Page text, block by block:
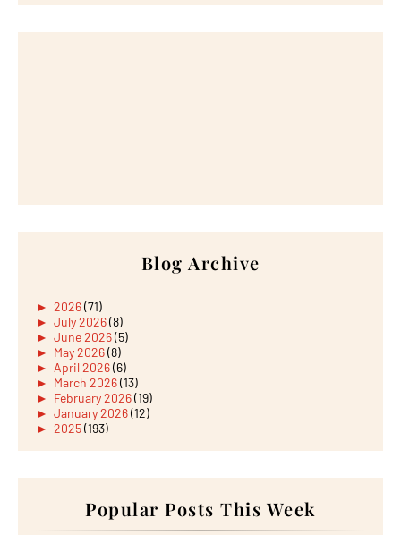
Blog Archive
► 2026(71)
► July 2026(8)
► June 2026(5)
► May 2026(8)
► April 2026(6)
► March 2026(13)
► February 2026(19)
► January 2026(12)
► 2025(193)
August 2025(18)
July 2025(15)
Popular Posts This Week